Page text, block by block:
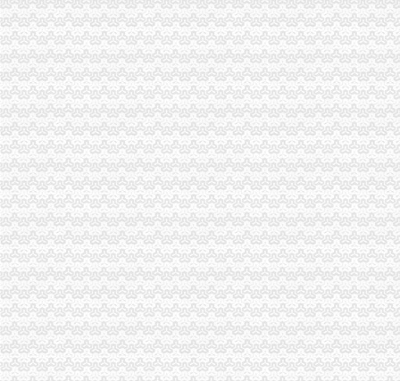
外贸公司低注册资金规定_外贸公司注册-港丰投资顾问有限公司
外贸公司注册
注册外贸公司到底好不好呢？_阿里问到底
注册香港公司与注册外贸公司有何区别？-公司注册问答-香港骏诚商
重庆注册进出口公司
重庆市城口对外贸易进出口公司
重庆共创进出口有限公司|重庆共创进出口有限公司网站
重庆注册外贸公司
重庆外贸,靠啥给力?(样本·观察经济一线)(图)_网易新闻
上海浦东临港注册外贸公司-商务服务-信网